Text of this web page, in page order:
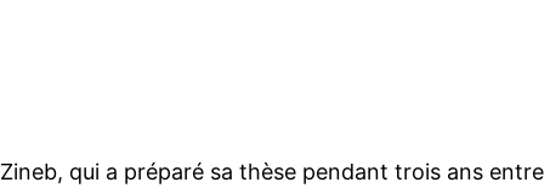
Zineb, qui a préparé sa thèse pendant trois ans entre